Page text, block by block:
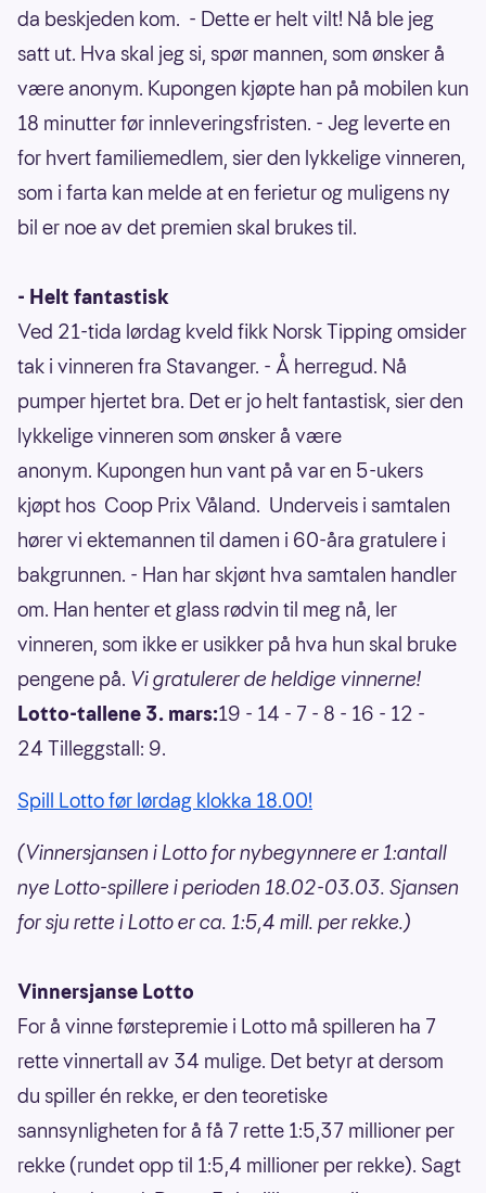
da beskjeden kom. - Dette er helt vilt! Nå ble jeg
satt ut. Hva skal jeg si, spør mannen, som ønsker å
være anonym. Kupongen kjøpte han på mobilen kun
18 minutter før innleveringsfristen. - Jeg leverte en
for hvert familiemedlem, sier den lykkelige vinneren,
som i farta kan melde at en ferietur og muligens ny
bil er noe av det premien skal brukes til.
- Helt fantastisk
Ved 21-tida lørdag kveld fikk Norsk Tipping omsider
tak i vinneren fra Stavanger. - Å herregud. Nå
pumper hjertet bra. Det er jo helt fantastisk, sier den
lykkelige vinneren som ønsker å være
anonym. Kupongen hun vant på var en 5-ukers
kjøpt hos Coop Prix Våland. Underveis i samtalen
hører vi ektemannen til damen i 60-åra gratulere i
bakgrunnen. - Han har skjønt hva samtalen handler
om. Han henter et glass rødvin til meg nå, ler
vinneren, som ikke er usikker på hva hun skal bruke
pengene på. Vi gratulerer de heldige vinnerne!
Lotto-tallene 3. mars:19 - 14 - 7 - 8 - 16 - 12 -
24 Tilleggstall: 9.
Spill Lotto før lørdag klokka 18.00!
(Vinnersjansen i Lotto for nybegynnere er 1:antall
nye Lotto-spillere i perioden 18.02-03.03. Sjansen
for sju rette i Lotto er ca. 1:5,4 mill. per rekke.)
Vinnersjanse Lotto
For å vinne førstepremie i Lotto må spilleren ha 7
rette vinnertall av 34 mulige. Det betyr at dersom
du spiller én rekke, er den teoretiske
sannsynligheten for å få 7 rette 1:5,37 millioner per
rekke (rundet opp til 1:5,4 millioner per rekke). Sagt